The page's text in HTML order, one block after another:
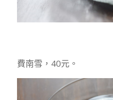
費南雪，40元。